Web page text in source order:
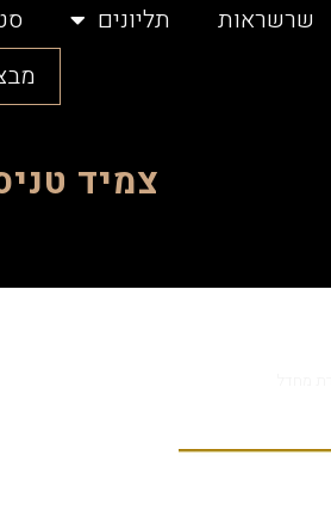
שרשראות תליונים
צמיד טניס